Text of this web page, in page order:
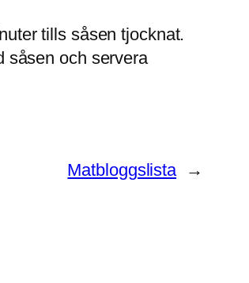
tills såsen tjocknat.
såsen och servera
Matbloggslista →